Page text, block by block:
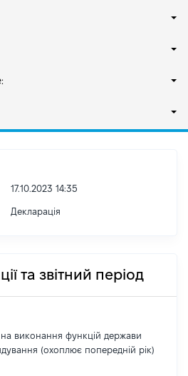
17.10.2023 14:35
Декларація
та звітний період
виконання функцій держави
(охоплює попередній рік)